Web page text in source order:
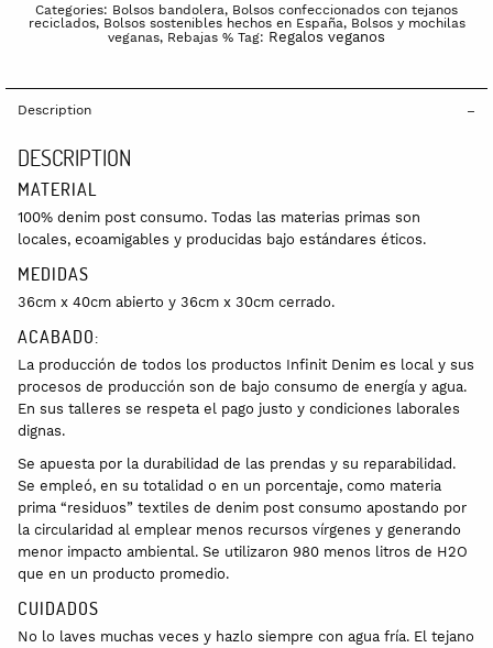
Categories: Bolsos bandolera, Bolsos confeccionados con tejanos
reciclados, Bolsos sostenibles hechos en España, Bolsos y mochilas
veganas, Rebajas % Tag: Regalos veganos
Description
DESCRIPTION
MATERIAL
100% denim post consumo. Todas las materias primas son
locales, ecoamigables y producidas bajo estándares éticos.
MEDIDAS
36cm x 40cm abierto y 36cm x 30cm cerrado.
ACABADO:
La producción de todos los productos Infinit Denim es local y sus
procesos de producción son de bajo consumo de energía y agua.
En sus talleres se respeta el pago justo y condiciones laborales
dignas.
Se apuesta por la durabilidad de las prendas y su reparabilidad.
Se empleó, en su totalidad o en un porcentaje, como materia
prima “residuos” textiles de denim post consumo apostando por
la circularidad al emplear menos recursos vírgenes y generando
menor impacto ambiental. Se utilizaron 980 menos litros de H2O
que en un producto promedio.
CUIDADOS
No lo laves muchas veces y hazlo siempre con agua fría. El tejano